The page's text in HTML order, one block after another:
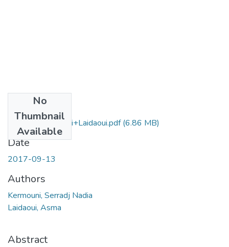
No
Thumbnail
Available
Ms.EBM.Kermouni+Laidaoui.pdf(6.86 MB)
Date
2017-09-13
Authors
Kermouni, Serradj Nadia
Laidaoui, Asma
Abstract